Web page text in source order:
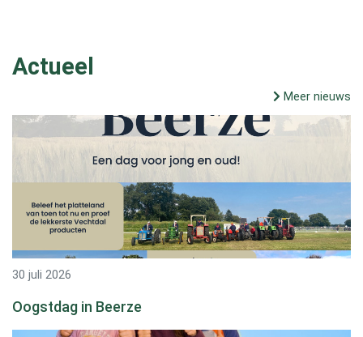
Actueel
Meer nieuws
30 juli 2026
Oogstdag in Beerze